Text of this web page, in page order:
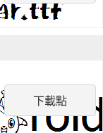
下載點